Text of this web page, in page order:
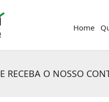
Home
E RECEBA O NOSSO